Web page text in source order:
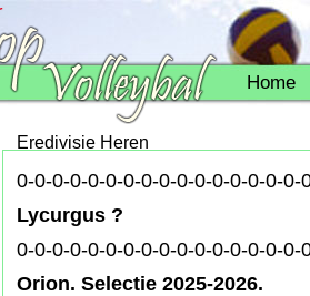
Home
Eredivisie Heren
0-0-0-0-0-0-0-0-0-0-0-0-0-0-0-
Lycurgus ?
0-0-0-0-0-0-0-0-0-0-0-0-0-0-0-
Orion. Selectie 2025-2026.